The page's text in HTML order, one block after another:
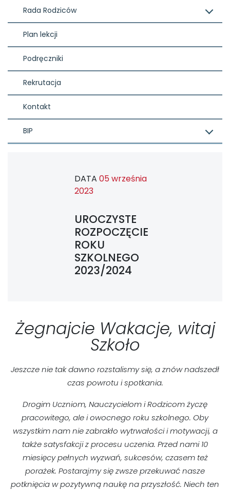
Rada Rodziców
Plan lekcji
Podręczniki
Rekrutacja
Kontakt
BIP
DATA 05 września
2023
UROCZYSTE
ROZPOCZĘCIE
ROKU
SZKOLNEGO
2023/2024
Żegnajcie Wakacje, witaj
Szkoło
Jeszcze nie tak dawno rozstalismy się, a znów nadszedł
czas powrotu i spotkania.
Drogim Uczniom, Nauczycielom i Rodzicom życzę
pracowitego, ale i owocnego roku szkolnego. Oby
wszystkim nam nie zabrakło wytrwałości i motywacji, a
także satysfakcji z procesu uczenia. Przed nami 10
miesięcy pełnych wyzwań, sukcesów, czasem też
porażek. Postarajmy się zwsze przekuwać nasze
potknięcia w pozytywną naukę na przyszłość. Niech ten